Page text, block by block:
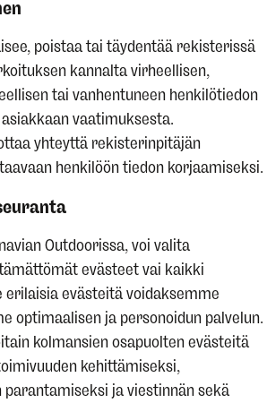
poistaa tai täydentää rekisterissä
kannalta virheellisen,
tai vanhentuneen henkilötiedon
vaatimuksesta.
yhteyttä rekisterinpitäjän
henkilöön tiedon korjaamiseksi.
Outdoorissa, voi valita
evästeet vai kaikki
erilaisia evästeitä voidaksemme
optimaalisen ja personoidun palvelun.
kolmansien osapuolten evästeitä
kehittämiseksi,
ja viestinnän sekä